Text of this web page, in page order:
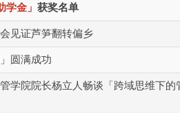
学金」 获奖名单
见证芦笋翻转偏乡
圆满成功
学院院长杨立人畅谈「跨域思维下